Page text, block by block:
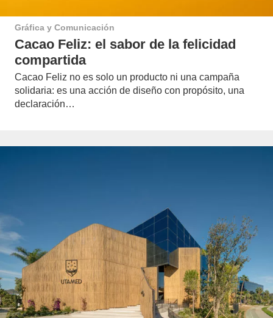
Gráfica y Comunicación
Cacao Feliz: el sabor de la felicidad
compartida
Cacao Feliz no es solo un producto ni una campaña
solidaria: es una acción de diseño con propósito, una
declaración…